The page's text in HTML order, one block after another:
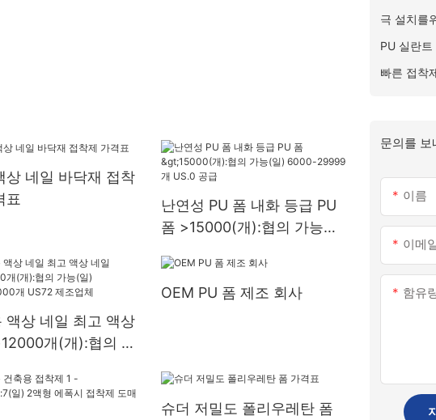
상 네일 바닥재 접착
표
난연성 PU 폼 내화 등급 PU
폼 >15000(개):협의 가능
공급
액상 네일 최고 액상
개(개):협의 가
OEM PU 폼 제조 회사
슈더 저밀도 폴리우레탄 폼
극 설치를
PU 실란트
빠른 접착
문의를 보
이름
이메
함유